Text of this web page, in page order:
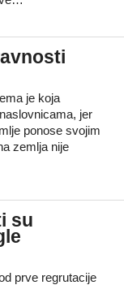
je koja
jer
ponose svojim
zemlja nije
su
prve regrutacije